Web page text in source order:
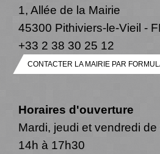
1, Allée de la Mairie
45300 Pithiviers-le-Vieil -
+33 2 38 30 25 12
CONTACTER LA MAIRIE PAR
Horaires d'ouverture
Mardi, jeudi et vendredi
14h à 17h30